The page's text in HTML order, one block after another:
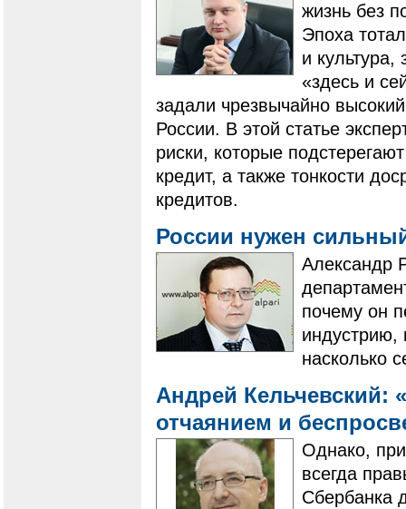
жизнь без
Эпоха
и
«здесь и
задали чрезвычайно
России. В этой статье
риски, которые
кредит, а также тонкости
кредитов.
России нужен
Александр
почему он
индустрию,
насколько
Андрей Кельчевский:
отчаянием и
Однако,
всегда
Сбербанка